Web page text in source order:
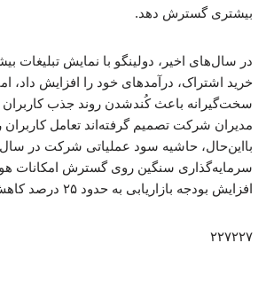
بیشتری گسترش دهد.
در سال‌های اخیر، دولینگو با نمایش تبلیغات
خرید اشتراک، درآمدهای خود را افزایش داد،
سخت‌گیرانه باعث کُندشدن روند جذب کاربران
مدیران شرکت تصمیم گرفته‌اند تعامل کاربران
بااین‌حال، حاشیه سود عملیاتی شرکت در سال
سرمایه‌گذاری سنگین روی گسترش امکانات
افزایش بودجه بازاریابی به حدود ۲۵ درصد کاهش می‌یابد.
۲۲۷۲۲۷